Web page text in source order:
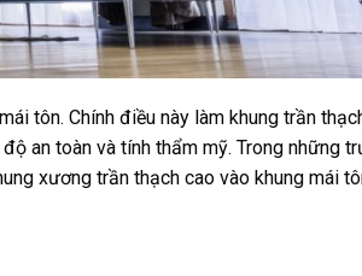
tôn. Chính điều này làm khung trần
an toàn và tính thẩm mỹ. Trong những
xương trần thạch cao vào khung mái